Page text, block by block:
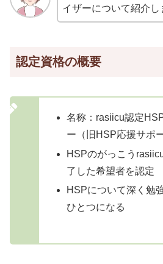
イザーについて紹介し
認定資格の概要
名称：rasiicu認定
ー（旧HSP応援サポ
HSPのがっこう
了した希望者を認定
HSPについて深く勉
ひとつになる